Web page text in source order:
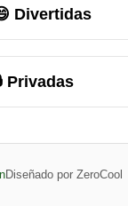
Divertidas
Privadas
Diseñado por ZeroCool